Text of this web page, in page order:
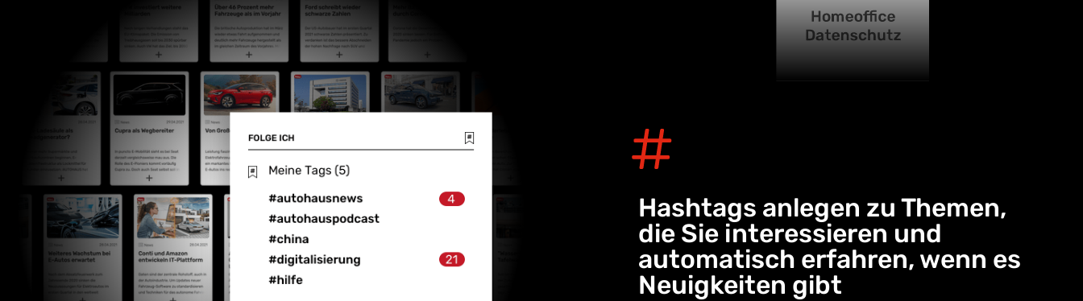
Hashtags anlegen zu Themen,
die Sie interessieren und
automatisch erfahren, wenn es
Neuigkeiten gibt